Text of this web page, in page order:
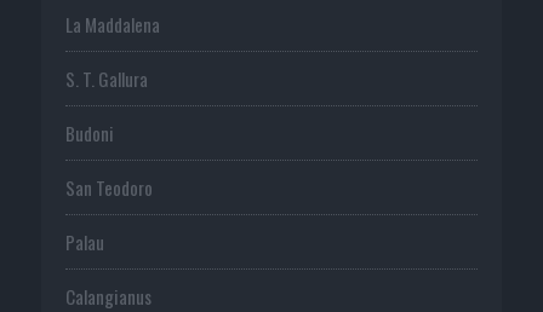
La Maddalena
S. T. Gallura
Budoni
San Teodoro
Palau
Calangianus